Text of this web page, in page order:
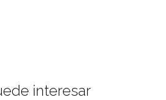
interesar